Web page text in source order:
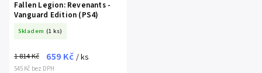
Fallen Legion: Revenants -
Vanguard Edition (PS4)
Skladem (1 ks)
545 Kč bez DPH
1 814 Kč 659 Kč / ks